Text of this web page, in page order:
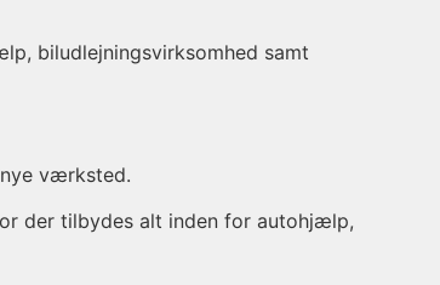
biludlejningsvirksomhed samt
værksted.
der tilbydes alt inden for autohjælp,